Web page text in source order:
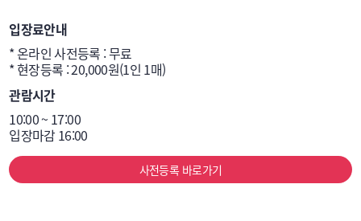
입장료안내
* 온라인 사전등록 : 무료
* 현장등록 : 20,000원(1인 1매)
관람시간
10:00 ~ 17:00
입장마감 16:00
사전등록 바로가기